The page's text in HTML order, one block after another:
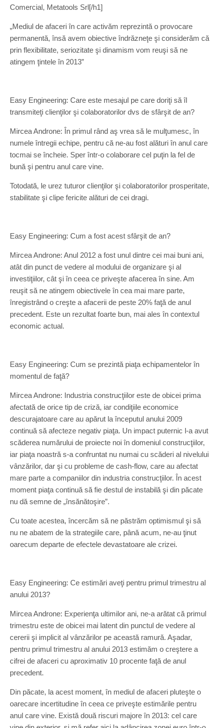
Comercial, Metatools Srl[/h1]
„Mediul de afaceri în care activăm reprezintă o provocare
permanentă, însă avem obiective îndrăzneţe şi considerăm că
prin flexibilitate, seriozitate şi dinamism vom reuşi să ne
atingem ţintele în 2013”
Easy Engineering: Care este mesajul pe care doriţi să îl
transmiteţi clienţilor şi colaboratorilor dvs de sfârşit de an?
Mircea Androne: În primul rând aş vrea să le mulţumesc, în
numele întregii echipe, pentru că ne-au fost alături în anul care
tocmai se încheie. Sper într-o colaborare cel puţin la fel de
bună şi pentru anul care vine.
Totodată, le urez tuturor clienţilor şi colaboratorilor prosperitate,
stabilitate şi clipe fericite alături de cei dragi.
Easy Engineering: Cum a fost acest sfârşit de an?
Mircea Androne: Anul 2012 a fost unul dintre cei mai buni ani,
atât din punct de vedere al modului de organizare şi al
investiţiilor, cât şi în ceea ce priveşte afacerea în sine. Am
reuşit să ne atingem obiectivele în cea mai mare parte,
înregistrând o creşte a afacerii de peste 20% faţă de anul
precedent. Este un rezultat foarte bun, mai ales în contextul
economic actual.
Easy Engineering: Cum se prezintă piaţa echipamentelor în
momentul de faţă?
Mircea Androne: Industria construcţiilor este de obicei prima
afectată de orice tip de criză, iar condiţiile economice
descurajatoare care au apărut la începutul anului 2009
continuă să afecteze negativ piaţa. Un impact puternic l-a avut
scăderea numărului de proiecte noi în domeniul construcţiilor,
iar piaţa noastră s-a confruntat nu numai cu scăderi al nivelului
vânzărilor, dar şi cu probleme de cash-flow, care au afectat
mare parte a companiilor din industria construcţiilor. În acest
moment piaţa continuă să fie destul de instabilă şi din păcate
nu dă semne de „însănătoşire”.
Cu toate acestea, încercăm să ne păstrăm optimismul şi să
nu ne abatem de la strategiile care, până acum, ne-au ţinut
oarecum departe de efectele devastatoare ale crizei.
Easy Engineering: Ce estimări aveţi pentru primul trimestru al
anului 2013?
Mircea Androne: Experienţa ultimilor ani, ne-a arătat că primul
trimestru este de obicei mai latent din punctul de vedere al
cererii şi implicit al vânzărilor pe această ramură. Aşadar,
pentru primul trimestru al anului 2013 estimăm o creştere a
cifrei de afaceri cu aproximativ 10 procente faţă de anul
precedent.
Din păcate, la acest moment, în mediul de afaceri pluteşte o
oarecare incertitudine în ceea ce priveşte estimările pentru
anul care vine. Există două riscuri majore în 2013: cel care